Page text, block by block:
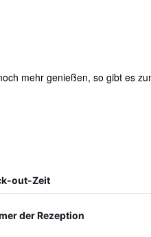
mehr genießen, so gibt es
out-Zeit
der Rezeption